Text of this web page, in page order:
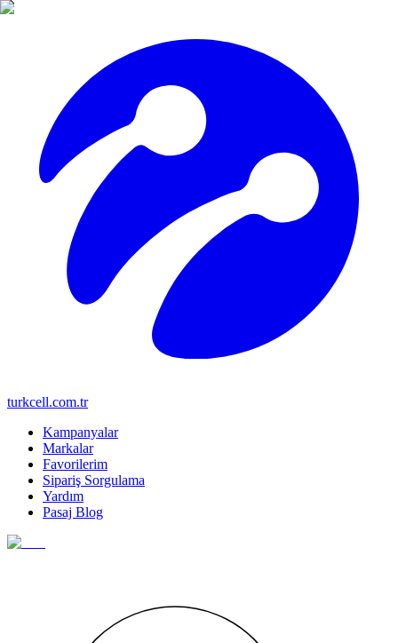
turkcell.com.tr
Kampanyalar
Markalar
Favorilerim
Sipariş Sorgulama
Yardım
Pasaj Blog